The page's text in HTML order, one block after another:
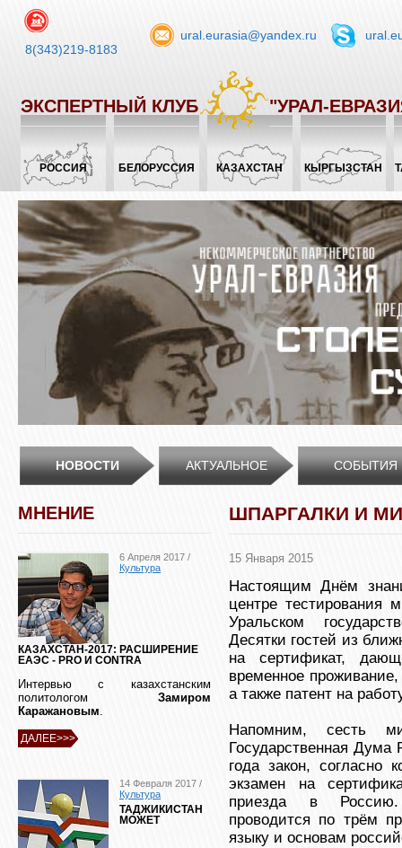
8(343)219-8183
ural.eurasia@yandex.ru
ЭКСПЕРТНЫЙ КЛУБ "УРАЛ-
РОССИЯ БЕЛОРУССИЯ КАЗАХСТАН КЫРГЫЗСТАН
НОВОСТИ АКТУАЛЬНОЕ СОБЫТИЯ
МНЕНИЕ
6 Апреля 2017 /
Культура
КАЗАХСТАН-2017: РАСШИРЕНИЕ
ЕАЭС - PRO И CONTRA
Интервью с казахстанским
политологом Замиром
Каражановым.
ДАЛЕЕ>>>
14 Февраля 2017 /
Культура
ТАДЖИКИСТАН
МОЖЕТ
ШПАРГАЛКИ И
15 Января 2015
Настоящим Днём
центре тестирования
Уральском
Десятки гостей из
на сертификат,
временное
а также патент на
Напомним, сесть
Государственная
года закон, согласно
экзамен на
приезда в Россию.
проводится по трём
языку и основам